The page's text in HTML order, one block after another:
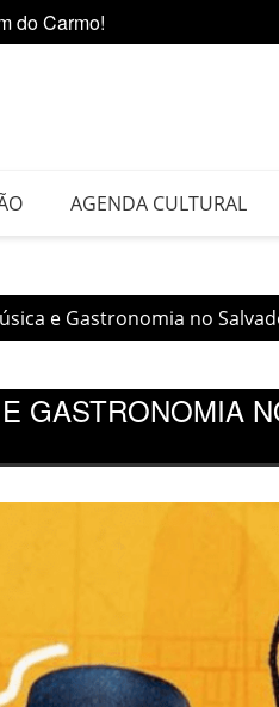
Lapa
AGENDA CULTURAL
e Gastronomia no
GASTRONOMIA